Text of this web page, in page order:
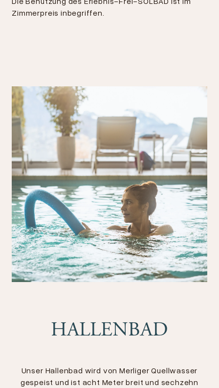
Zimmerpreis inbegriffen.
HALLENBAD
Unser Hallenbad wird von Merliger Quellwasser
gespeist und ist acht Meter breit und sechzehn